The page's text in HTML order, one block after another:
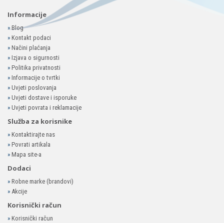
Informacije
»Blog
» Kontakt podaci
» Načini plaćanja
» Izjava o sigurnosti
» Politika privatnosti
» Informacije o tvrtki
» Uvjeti poslovanja
» Uvjeti dostave i isporuke
» Uvjeti povrata i reklamacije
Služba za korisnike
» Kontaktirajte nas
» Povrati artikala
» Mapa site-a
Dodaci
» Robne marke (brandovi)
» Akcije
Korisnički račun
» Korisnički račun